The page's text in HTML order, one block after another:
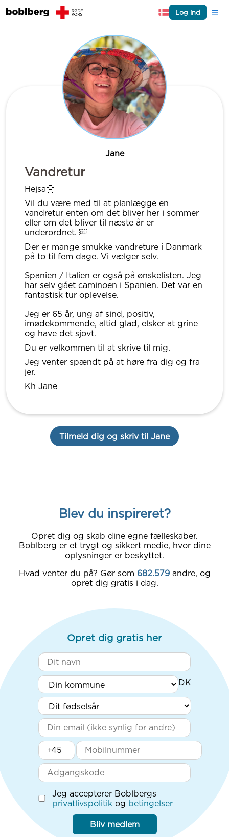
Log ind
Jane
Vandretur
Hejsa🤗
Vil du være med til at planlægge en
vandretur enten om det bliver her i sommer
eller om det bliver til næste år er
underordnet. ￼
Der er mange smukke vandreture i Danmark
på to til fem dage. Vi vælger selv.
Spanien / Italien er også på ønskelisten. Jeg
har selv gået caminoen i Spanien. Det var en
fantastisk tur oplevelse.
Jeg er 65 år, ung af sind, positiv,
imødekommende, altid glad, elsker at grine
og have det sjovt.
Du er velkommen til at skrive til mig.
Jeg venter spændt på at høre fra dig og fra
jer.
Kh Jane
Tilmeld dig og skriv til Jane
Blev du inspireret?
Opret dig og skab dine egne fælleskaber.
Boblberg er et trygt og sikkert medie, hvor dine
oplysninger er beskyttet.
Hvad venter du på? Gør som 682.579 andre, og
opret dig gratis i dag.
Opret dig gratis her
+
Jeg accepterer Boblbergs
privatlivspolitik og betingelser
Bliv medlem